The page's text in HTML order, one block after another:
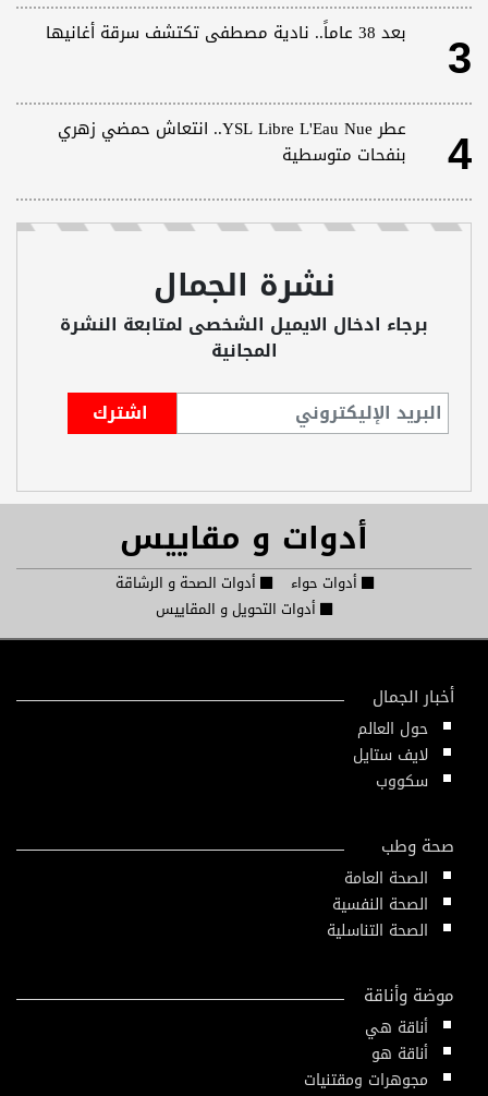
3 بعد 38 عاماً.. نادية مصطفى تكتشف سرقة أغانيها
4
عطر YSL Libre L'Eau Nue.. انتعاش حمضي زهري
بنفحات متوسطية
نشرة الجمال
برجاء ادخال الايميل الشخصى لمتابعة النشرة
المجانية
أدوات و مقاييس
أدوات حواء
أدوات الصحة و الرشاقة
أدوات التحويل و المقاييس
أخبار الجمال
حول العالم
لايف ستايل
سكووب
صحة وطب
الصحة العامة
الصحة النفسية
الصحة التناسلية
موضة وأناقة
أناقة هي
أناقة هو
مجوهرات ومقتنيات